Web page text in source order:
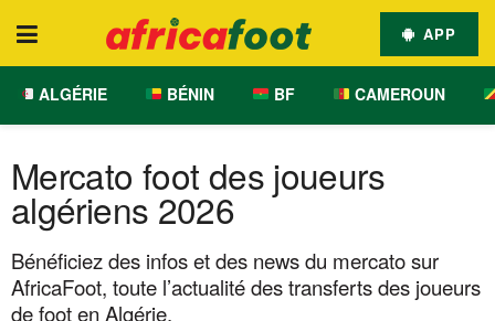
APP
ALGÉRIE BÉNIN BF CAMEROUN
Mercato foot des joueurs
algériens 2026
Bénéficiez des infos et des news du mercato sur
AfricaFoot, toute l’actualité des transferts des joueurs
de foot en Algérie.